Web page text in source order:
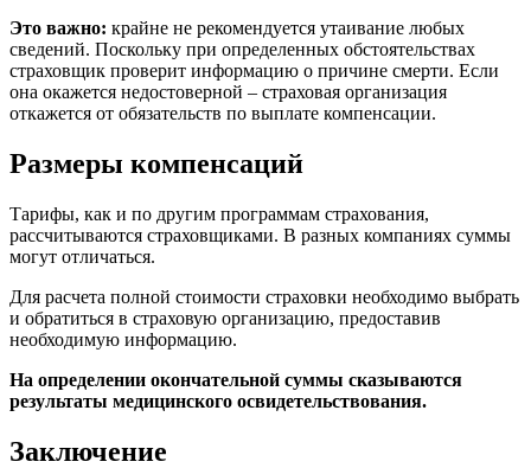
Это важно: крайне не рекомендуется утаивание любых
сведений. Поскольку при определенных обстоятельствах
страховщик проверит информацию о причине смерти. Если
она окажется недостоверной – страховая организация
откажется от обязательств по выплате компенсации.
Размеры компенсаций
Тарифы, как и по другим программам страхования,
рассчитываются страховщиками. В разных компаниях суммы
могут отличаться.
Для расчета полной стоимости страховки необходимо выбрать
и обратиться в страховую организацию, предоставив
необходимую информацию.
На определении окончательной суммы сказываются
результаты медицинского освидетельствования.
Заключение